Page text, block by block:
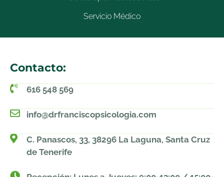
Servicio Médico
Contacto:
616 548 569
info@drfranciscopsicologia.com
C. Panascos, 33, 38296 La Laguna, Santa Cruz
de Tenerife